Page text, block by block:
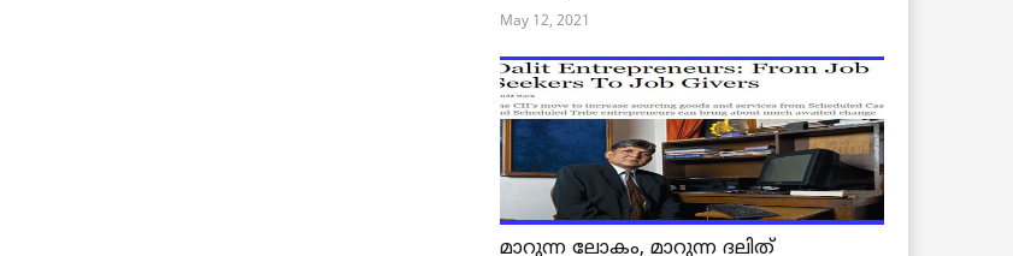
May 12, 2021
മാറുന്ന ലോകം, മാറുന്ന ദലിത്